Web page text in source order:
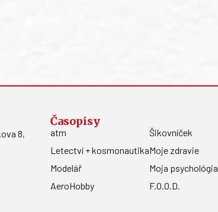
8,
Časopisy
atm
Letectví + kosmonautika
Modelář
AeroHobby
Šikovníček
Moje zdravie
Moja psychológia
F.O.O.D.